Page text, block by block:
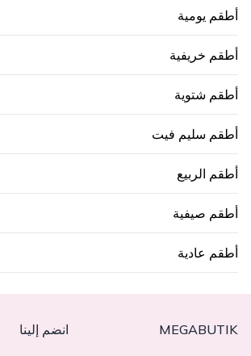
أطقم يومية
أطقم خريفية
أطقم شتوية
أطقم سليم فيت
أطقم الربيع
أطقم صيفية
أطقم عادية
MEGABUTIK انضم إلينا